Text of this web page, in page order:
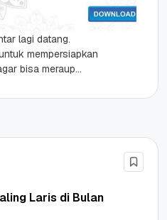
lagi datang.
mempersiapkan
bisa meraup
Laris di Bulan